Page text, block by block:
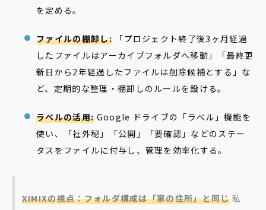
を定める。
ファイルの棚卸し:「プロジェクト終了後3ヶ月経過
したファイルはアーカイブフォルダへ移動」「最終更
新日から2年経過したファイルは削除候補とする」な
ど、定期的な整理・棚卸しのルールを設ける。
ラベルの活用: Google ドライブの「ラベル」機能を
使い、「社外秘」「公開」「要確認」などのステー
タスをファイルに付与し、管理を効率化する。
XIMIXの視点：フォルダ構成は「家の住所」と同じ私